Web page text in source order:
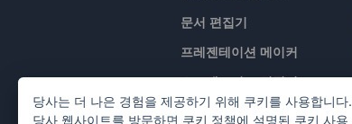
문서 편집기
프레젠테이션 메이커
스프레드시트 편집기
가격 책정
당사는 더 나은 경험을 제공하기 위해 쿠키를 사용합니다.
당사 웹사이트를 방문하면 쿠키 정책에 설명된 쿠키 사용